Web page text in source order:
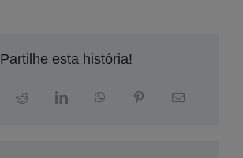
Partilhe esta história!